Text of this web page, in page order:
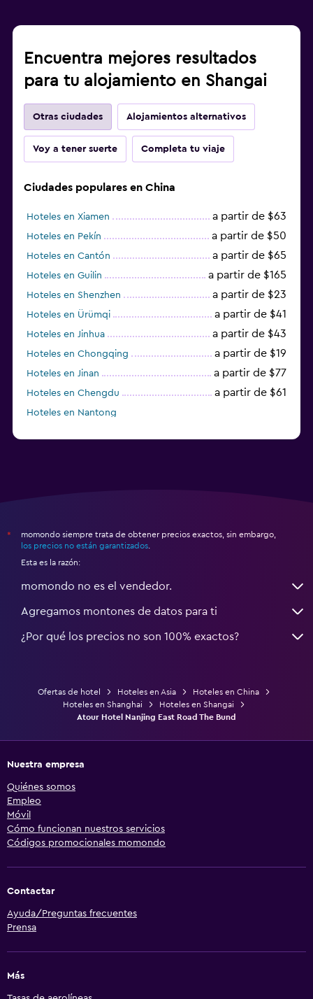
Encuentra mejores resultados
para tu alojamiento en Shangai
Otras ciudades Alojamientos alternativos
Voy a tener suerte Completa tu viaje
Ciudades populares en China
Hoteles en Xiamen a partir de $63
Hoteles en Pekín a partir de $50
Hoteles en Cantón a partir de $65
Hoteles en Guilin a partir de $165
Hoteles en Shenzhen a partir de $23
Hoteles en Ürümqi a partir de $41
Hoteles en Jinhua a partir de $43
Hoteles en Chongqing a partir de $19
Hoteles en Jinan a partir de $77
Hoteles en Chengdu a partir de $61
Hoteles en Nantong
*
momondo siempre trata de obtener precios exactos, sin embargo,
los precios no están garantizados
Esta es la razón:
momondo no es el vendedor.
Agregamos montones de datos para ti
¿Por qué los precios no son 100% exactos?
Ofertas de hotel Hoteles en Asia
Hoteles en China
Hoteles en Shanghai
Hoteles en Shangai
Atour Hotel Nanjing East Road The Bund
Nuestra empresa
Quiénes somos
Empleo
Móvil
Cómo funcionan nuestros servicios
Códigos promocionales momondo
Contactar
Ayuda/Preguntas frecuentes
Prensa
Más